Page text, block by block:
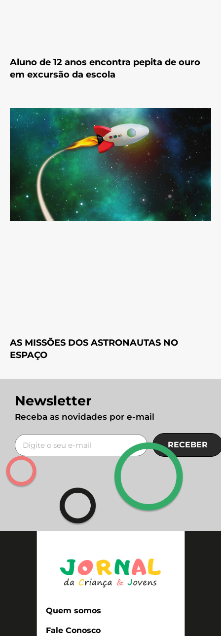
Aluno de 12 anos encontra pepita de ouro
em excursão da escola
AS MISSÕES DOS ASTRONAUTAS NO
ESPAÇO
Newsletter
Receba as novidades por e-mail
RECEBER
Quem somos
Fale Conosco